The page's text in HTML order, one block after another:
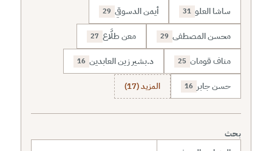
ساشا العلو 31 أيمن الدسوقي 29
محسن المصطفى 29 معن طلَّاع 27
مناف قومان 25 د.بشير زين العابدين 16
حسن جابر 16 المزيد (17)
بحث